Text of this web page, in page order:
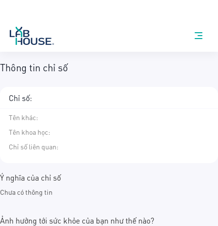
Thông tin chỉ số
Chỉ số:
Tên khác:
Tên khoa học:
Chỉ số liên quan:
Ý nghĩa của chỉ số
Chưa có thông tin
Ảnh hưởng tới sức khỏe của bạn như thế nào?